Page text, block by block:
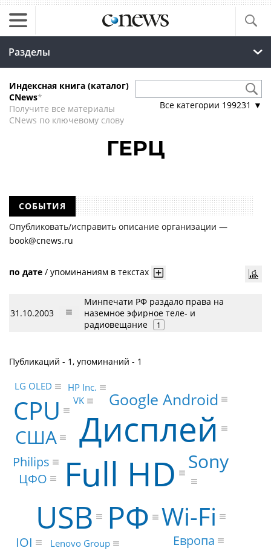
Разделы
Индексная книга (каталог)
CNews*
Получите все материалы
CNews по ключевому слову
Все категории 199231 ▼
ГЕРЦ
СОБЫТИЯ
Опубликовать/исправить описание организации —
book@cnews.ru
по дате / упоминаниям в текстах
31.10.2003
Минпечати РФ раздало права на
наземное эфирное теле- и
радиовещание
1
Публикаций - 1, упоминаний - 1
Full HD
Дисплей
USB РФ Wi-Fi
CPU
США
Sony
Google Android
Philips
ЦФО
Европа
IOI Lenovo Group
HP Inc.
VK
LG OLED